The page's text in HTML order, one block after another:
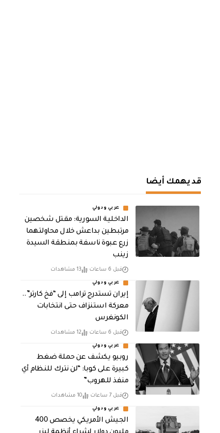
قد يهمك أيضا
عربي ودولي
الداخلية السورية: مقتل شخصين
مرتبطين بداعش خلال محاولتهما
زرع عبوة ناسفة بمنطقة السيدة
زينب
قبل 6 ساعات 13 مشاهدات
عربي ودولي
إيران تستدرج ترامب إلى “فخ كارتر”..
معركة استنزاف حتى انتخابات
الكونغرس
قبل 6 ساعات 12 مشاهدات
عربي ودولي
روبيو يكشف عن حملة ضغط
كبيرة على كوبا: “لن نترك للنظام أي
منفذ للهروب”
قبل 7 ساعات 10 مشاهدات
عربي ودولي
الجيش الأمريكي يخصص 400